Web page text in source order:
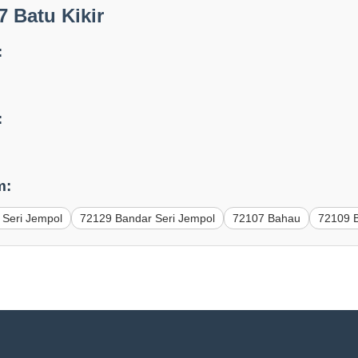
Batu Kikir
Jempol 72129 Bandar Seri Jempol 72107 Bahau 72109